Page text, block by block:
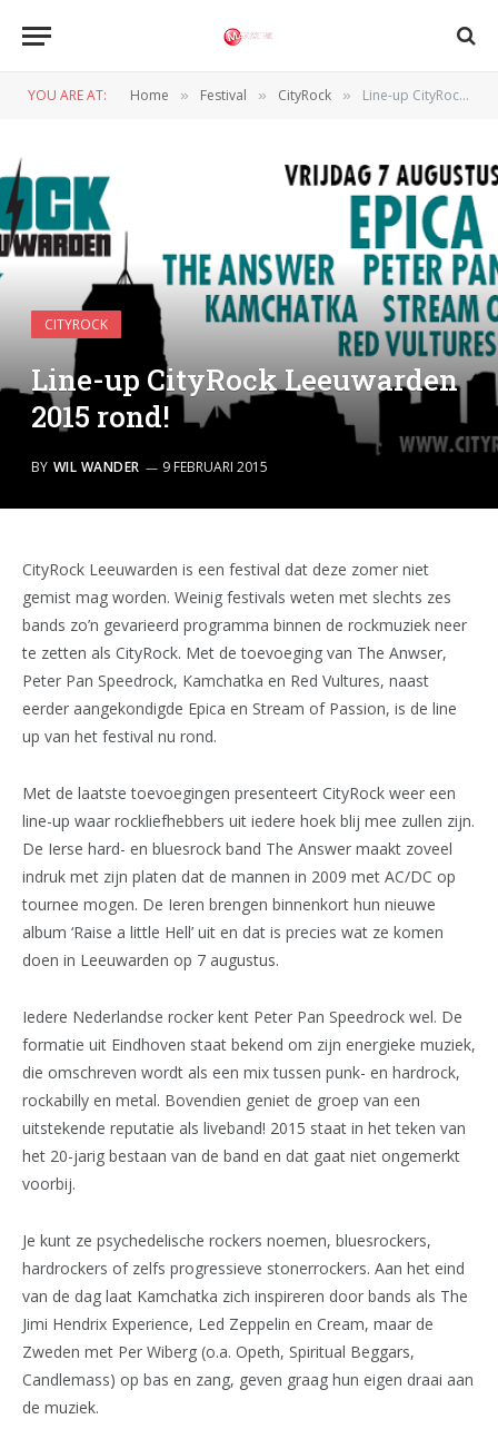
YOU ARE AT: Home » Festival » CityRock » Line-up CityRock Leeuwarden 2015 rond!
CITYROCK
Line-up CityRock Leeuwarden
2015 rond!
BY WIL WANDER 9 FEBRUARI 2015
CityRock Leeuwarden is een festival dat deze zomer niet
gemist mag worden. Weinig festivals weten met slechts zes
bands zo’n gevarieerd programma binnen de rockmuziek neer
te zetten als CityRock. Met de toevoeging van The Anwser,
Peter Pan Speedrock, Kamchatka en Red Vultures, naast
eerder aangekondigde Epica en Stream of Passion, is de line
up van het festival nu rond.
Met de laatste toevoegingen presenteert CityRock weer een
line-up waar rockliefhebbers uit iedere hoek blij mee zullen zijn.
De Ierse hard- en bluesrock band The Answer maakt zoveel
indruk met zijn platen dat de mannen in 2009 met AC/DC op
tournee mogen. De Ieren brengen binnenkort hun nieuwe
album ‘Raise a little Hell’ uit en dat is precies wat ze komen
doen in Leeuwarden op 7 augustus.
Iedere Nederlandse rocker kent Peter Pan Speedrock wel. De
formatie uit Eindhoven staat bekend om zijn energieke muziek,
die omschreven wordt als een mix tussen punk- en hardrock,
rockabilly en metal. Bovendien geniet de groep van een
uitstekende reputatie als liveband! 2015 staat in het teken van
het 20-jarig bestaan van de band en dat gaat niet ongemerkt
voorbij.
Je kunt ze psychedelische rockers noemen, bluesrockers,
hardrockers of zelfs progressieve stonerrockers. Aan het eind
van de dag laat Kamchatka zich inspireren door bands als The
Jimi Hendrix Experience, Led Zeppelin en Cream, maar de
Zweden met Per Wiberg (o.a. Opeth, Spiritual Beggars,
Candlemass) op bas en zang, geven graag hun eigen draai aan
de muziek.